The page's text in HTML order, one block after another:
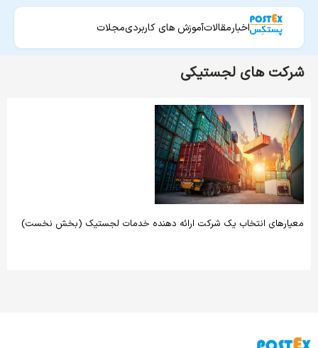
اخبارمقالاتآموزش های کاربردیمجلات
شرکت های لجستیکی
معیارهای انتخاب یک شرکت ارائه دهنده خدمات لجستیک (بخش نخست)